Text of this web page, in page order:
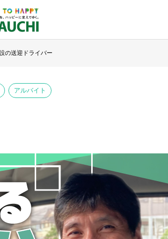
の送迎ドライバー
アルバイト